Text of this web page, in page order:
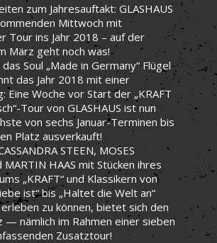
zum Jahresauftakt: GLASHAUS
Mittwoch mit
Tour ins Jahr 2018 – auf der
März geht noch was!
Soul „Made in Germany“ Flügel
das Jahr 2018 mit einer
Eine Woche vor Start der „KRAFT
Tour von GLASHAUS ist nun
von sechs Januar-Terminen bis
Platz ausverkauft!
STEEN, MOSES
MARTIN HAAS mit Stücken ihres
„KRAFT“ und Klassikern von
ist“ bis „Haltet die Welt an“
zu können, bietet sich den
— nämlich im Rahmen einer sieben
Zusatztour!